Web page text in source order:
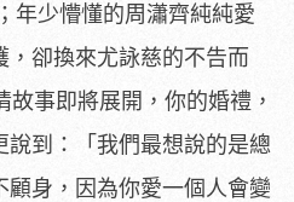
年少懵懂的周瀟齊純純愛
卻換來尤詠慈的不告而
故事即將展開， 你的婚禮，
到：「 我們最想說的是總
身， 因為你愛一個人會變